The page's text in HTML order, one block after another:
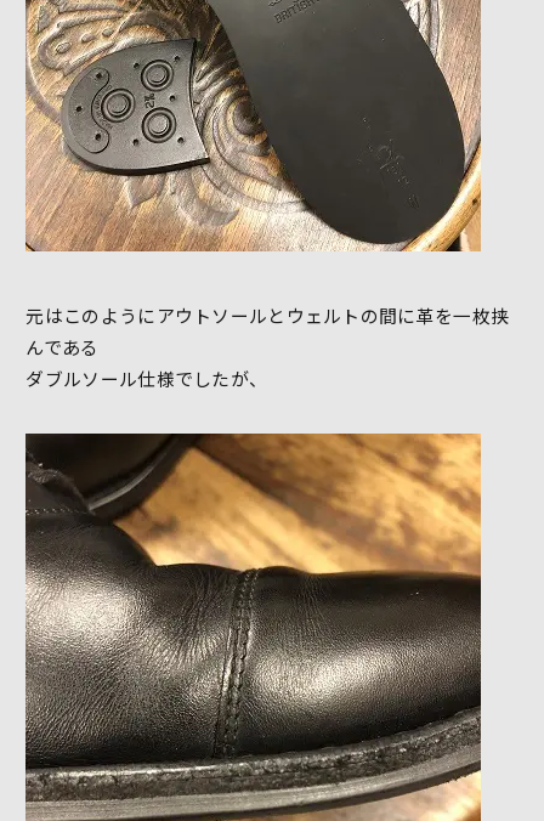
元はこのようにアウトソールとウェルトの間に革を一枚挟
んである
ダブルソール仕様でしたが、